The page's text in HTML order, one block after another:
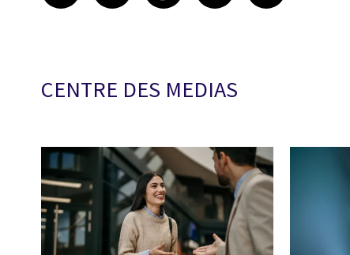
CENTRE DES MEDIAS